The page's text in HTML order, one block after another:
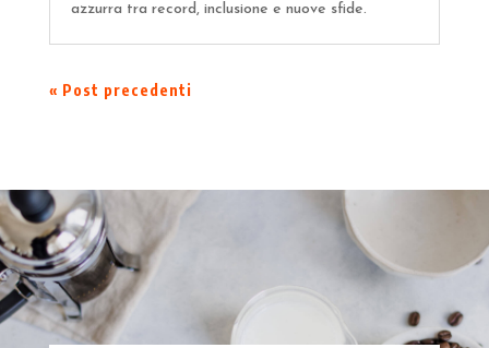
azzurra tra record, inclusione e nuove sfide.
« Post precedenti